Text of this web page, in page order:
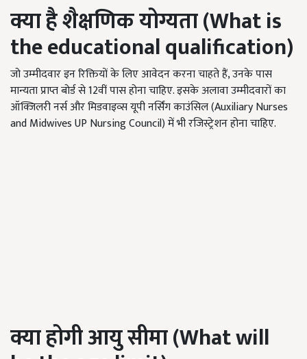
क्या है शैक्षणिक योग्यता (What is
the educational qualification)
जो उम्मीदवार इन रिक्तियों के लिए आवेदन करना चाहते हैं, उनके पास
मान्यता प्राप्त बोर्ड से 12वीं पास होना चाहिए. इसके अलावा उम्मीदवारों का
ऑक्जिलरी नर्स और मिडवाइव्स यूपी नर्सिंग काउंसिल (Auxiliary Nurses
and Midwives UP Nursing Council) में भी रजिस्ट्रेशन होना चाहिए.
क्या होगी आयु सीमा (What will